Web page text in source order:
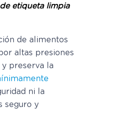
etiqueta limpia
de alimentos
altas presiones
preserva la
ni la
seguro y